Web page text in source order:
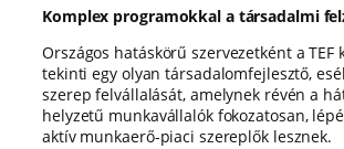
Komplex programokkal a társadalmi
Országos hatáskörű szervezetként a TEF
tekinti egy olyan társadalomfejlesztő,
szerep felvállalását, amelynek révén a
helyzetű munkavállalók fokozatosan,
aktív munkaerő-piaci szereplők lesznek.